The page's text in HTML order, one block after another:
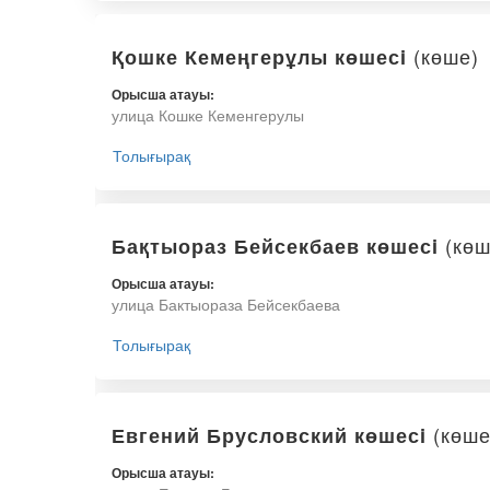
Қошке Кемеңгерұлы көшесi (көше)
Орысша атауы:
улица Кошке Кеменгерулы
Толығырақ
Бақтыораз Бейсекбаев көшесi
Орысша атауы:
улица Бактыораза Бейсекбаева
Толығырақ
Евгений Брусловский көшесi
Орысша атауы: